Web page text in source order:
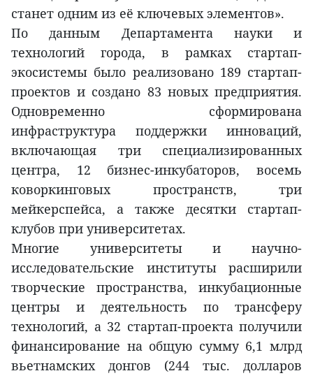
станет одним из её ключевых элементов».
По данным Департамента науки и
технологий города, в рамках стартап-
экосистемы было реализовано 189 стартап-
проектов и создано 83 новых предприятия.
Одновременно сформирована
инфраструктура поддержки инноваций,
включающая три специализированных
центра, 12 бизнес-инкубаторов, восемь
коворкинговых пространств, три
мейкерспейса, а также десятки стартап-
клубов при университетах.
Многие университеты и научно-
исследовательские институты расширили
творческие пространства, инкубационные
центры и деятельность по трансферу
технологий, а 32 стартап-проекта получили
финансирование на общую сумму 6,1 млрд
вьетнамских донгов (244 тыс. долларов